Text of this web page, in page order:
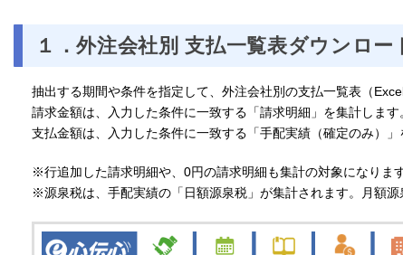
１．外注会社別 支払一覧表ダウンロー
抽出する期間や条件を指定して、外注会社別の支払一覧表（
請求金額は、入力した条件に一致する「請求明細」を集計します
支払金額は、入力した条件に一致する「手配実績（確定のみ）」
※行追加した請求明細や、0円の請求明細も集計の対象になります
※源泉税は、手配実績の「日額源泉税」が集計されます。月額源